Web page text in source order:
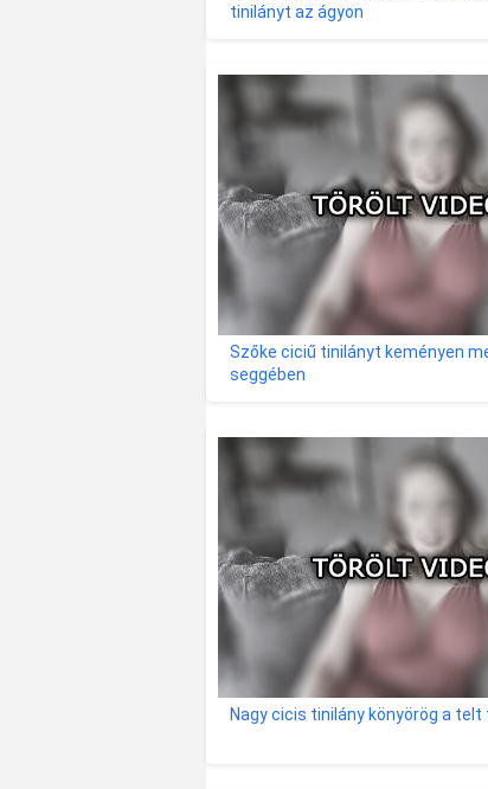
tinilányt az ágyon
Szőke ciciű tinilányt keményen
seggében
Nagy cicis tinilány könyörög a telt